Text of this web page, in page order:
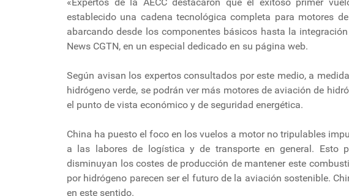
establecido una cadena tecnológica completa para motores
abarcando desde los componentes básicos hasta la
News CGTN, en un especial dedicado en su página web.
Según avisan los expertos consultados por este medio, a
hidrógeno verde, se podrán ver más motores de aviación de
el punto de vista económico y de seguridad energética.
China ha puesto el foco en los vuelos a motor no tripulables
a las labores de logística y de transporte en general. Esto
disminuyan los costes de producción de mantener este
por hidrógeno parecen ser el futuro de la aviación sostenible.
en este sentido.